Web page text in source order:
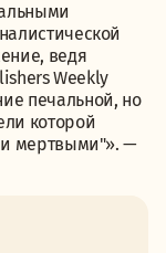
ведя
Weekly
печальной, но
которой
и мертвыми"». —